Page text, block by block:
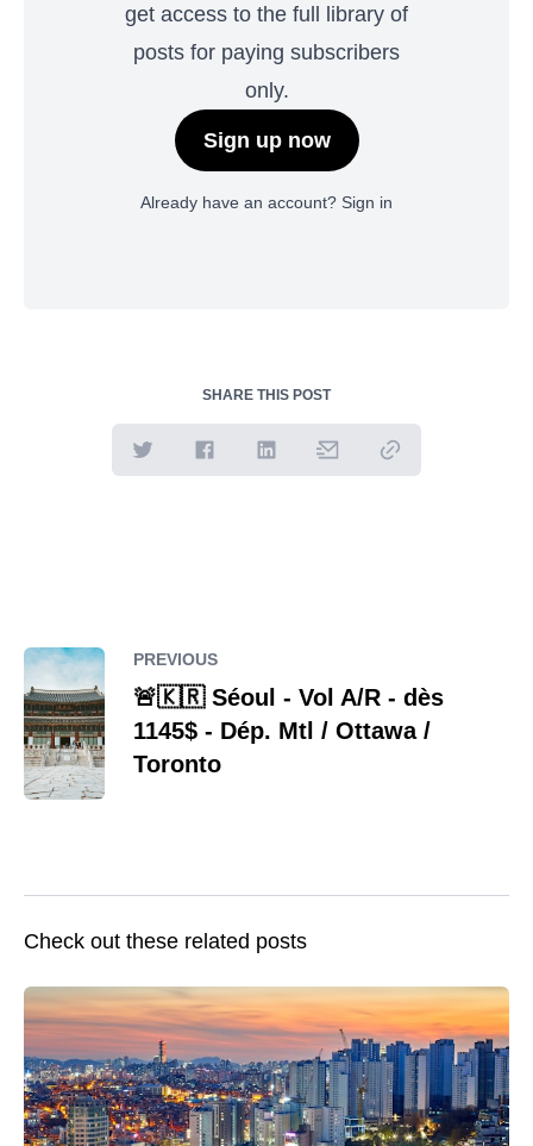
get access to the full library of
posts for paying subscribers
only.
Sign up now
Already have an account? Sign in
SHARE THIS POST
PREVIOUS
🚨🇰🇷 Séoul - Vol A/R - dès
1145$ - Dép. Mtl / Ottawa /
Toronto
Check out these related posts